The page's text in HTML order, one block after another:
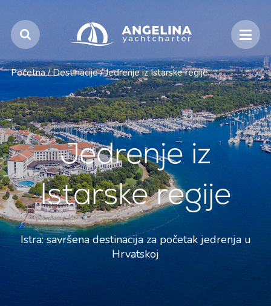
Početna / Destinacije / Jedrenje iz Istarske regije
Jedrenje iz
Istarske regije
Istra: savršena destinacija za početak jedrenja u
Hrvatskoj